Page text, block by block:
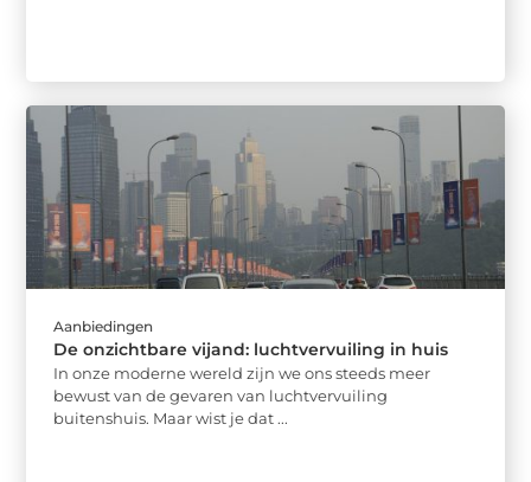
Aanbiedingen
De onzichtbare vijand: luchtvervuiling in huis
In onze moderne wereld zijn we ons steeds meer
bewust van de gevaren van luchtvervuiling
buitenshuis. Maar wist je dat ...